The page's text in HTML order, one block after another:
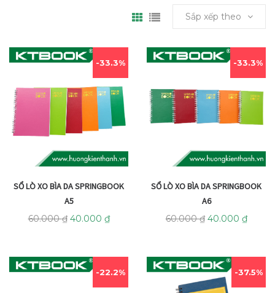
Sắp xếp theo
33.3%
SỔ LÒ XO BÌA DA SPRINGBOOK
A5
60.000₫ 40.000 ₫
33.3%
SỔ LÒ XO BÌA DA SPRINGBOOK
A6
60.000₫ 40.000 ₫
22.2% 37.5%